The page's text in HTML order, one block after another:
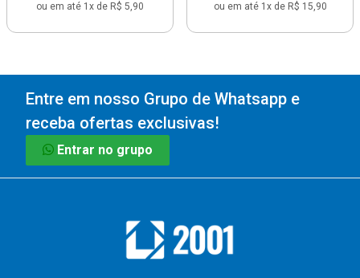
ou em até 1x de R$ 5,90 ou em até 1x de R$ 15,90
Entre em nosso Grupo de Whatsapp e
receba ofertas exclusivas!
Entrar no grupo